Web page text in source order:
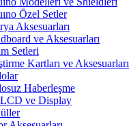
Özel Setler
Aksesuarları
ve Aksesuarları
Setleri
Kartları ve Aksesuarları
Haberleşme
ve Display